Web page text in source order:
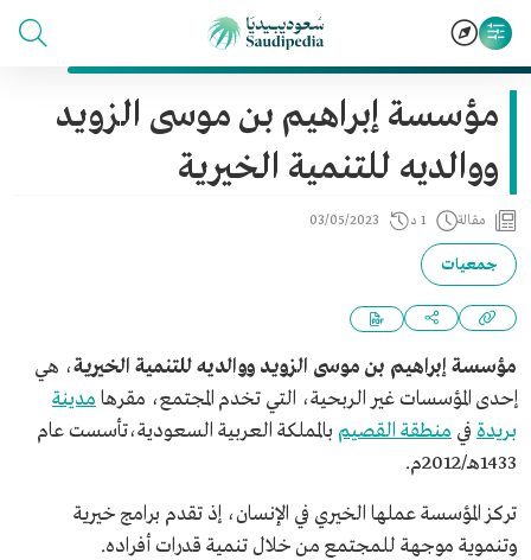
مؤسسة إبراهيم بن موسى الزويد
ووالديه للتنمية الخيرية
مقالة 1 د 03/05/2023
جمعيات
مؤسسة إبراهيم بن موسى الزويد ووالديه للتنمية الخيرية، هي
إحدى المؤسسات غير الربحية، التي تخدم المجتمع، مقرها مدينة
بريدة في منطقة القصيم بالمملكة العربية السعودية،تأسست عام
1433هـ/2012م.
تركز المؤسسة عملها الخيري في الإنسان، إذ تقدم برامج خيرية
وتنموية موجهة للمجتمع من خلال تنمية قدرات أفراده.